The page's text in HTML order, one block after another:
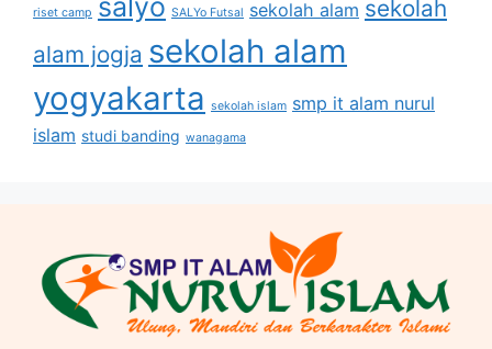
riset camp SALYo Futsal sekolah alam sekolah
alam jogja sekolah alam
yogyakarta sekolah islam smp it alam nurul
islam studi banding wanagama